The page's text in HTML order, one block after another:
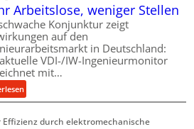
o
n
e
s
s
t
e
i
Arbeitslose, weniger Stellen
Konjunktur zeigt
auf den
in Deutschland:
VDI-/IW-Ingenieurmonitor
mit…
:
M
Effizienz durch elektromechanische